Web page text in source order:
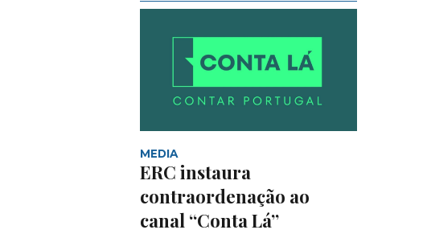
MEDIA
ERC instaura
contraordenação ao
canal “Conta Lá”